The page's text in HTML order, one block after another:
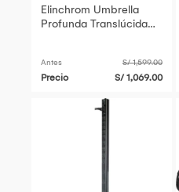
Elinchrom Umbrella
Profunda Translúcida
Antes S/ 1,599.00
Precio S/ 1,069.00